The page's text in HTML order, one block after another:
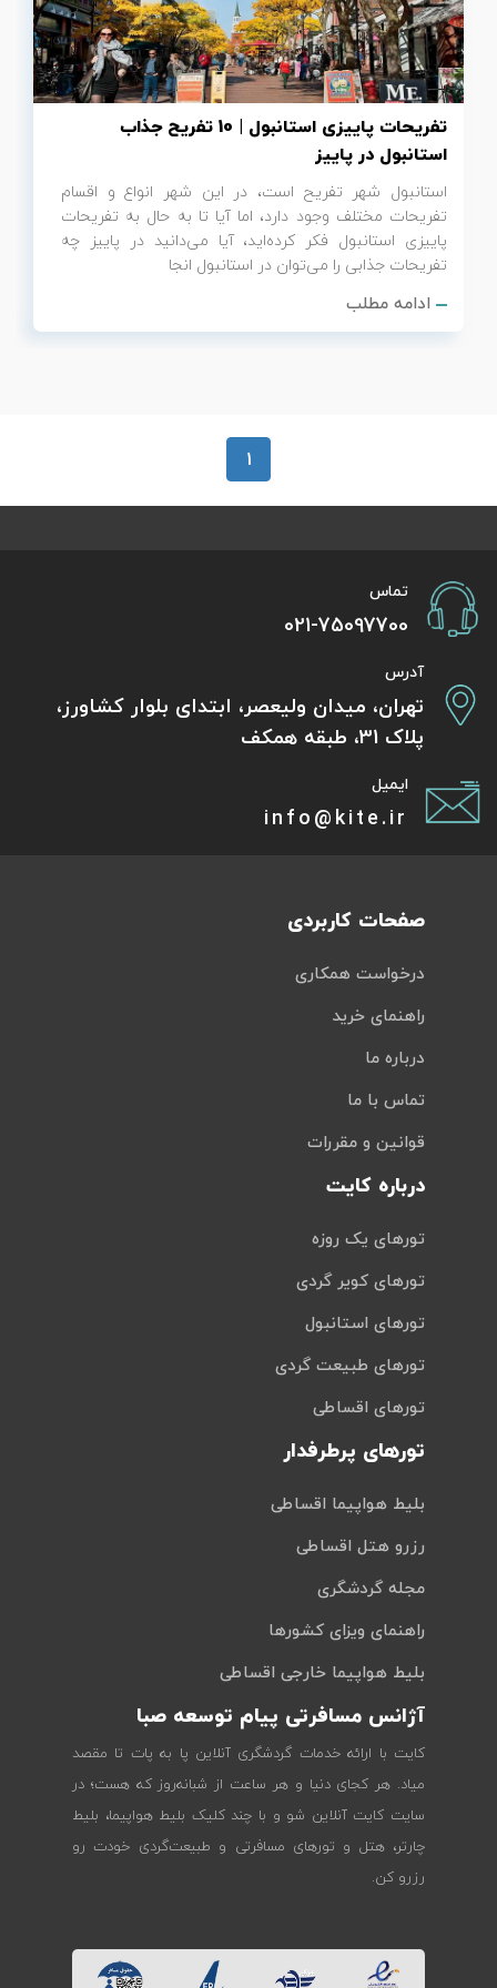
تفریحات پاییزی استانبول | 10 تفریح جذاب
استانبول در پاییز
استانبول شهر تفریح است، در این شهر انواع و اقسام
تفریحات مختلف وجود دارد، اما آیا تا به حال به تفریحات
پاییزی استانبول فکر کرده‌اید، آیا می‌دانید در پاییز چه
تفریحات جذابی را می‌توان در استانبول انجا
ادامه مطلب
1
تماس
021-75097700
آدرس
تهران، میدان ولیعصر، ابتدای بلوار کشاورز،
پلاک 31، طبقه همکف
ایمیل
info@kite.ir
صفحات کاربردی
درخواست همکاری
راهنمای خرید
درباره ما
تماس با ما
قوانین و مقررات
درباره کایت
تورهای یک روزه
تورهای کویر گردی
تورهای استانبول
تورهای طبیعت گردی
تورهای اقساطی
تورهای پرطرفدار
بلیط هواپیما اقساطی
رزرو هتل اقساطی
مجله گردشگری
راهنمای ویزای کشورها
بلیط هواپیما خارجی اقساطی
آژانس مسافرتی پیام توسعه صبا
کایت با ارائه خدمات گردشگری آنلاین پا به پات تا مقصد
میاد. هر کجای دنیا و هر ساعت از شبانه‌روز که هست؛ در
سایت کایت آنلاین شو و با چند کلیک بلیط هواپیما، بلیط
چارتر، هتل و تورهای مسافرتی و طبیعت‌گردی خودت رو
رزرو کن.
تور سوباتان
تور چابهار
تور مرداب هسل
تور کاشان
تور اصفهان